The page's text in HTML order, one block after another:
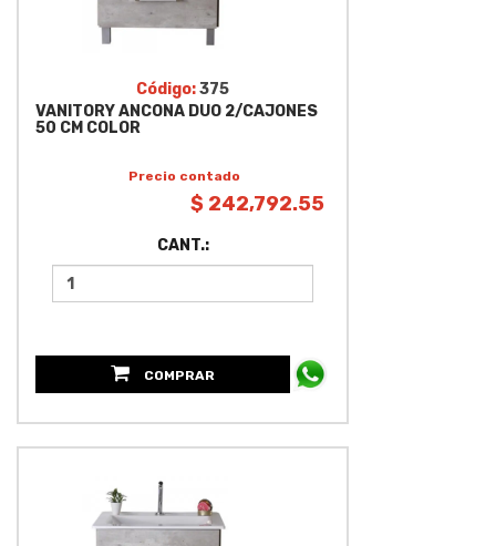
Código:375
VANITORY ANCONA DUO 2/CAJONES
50 CM COLOR
Precio contado
$ 242,792.55
CANT.:
COMPRAR